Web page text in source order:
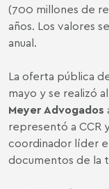
(700 millones de
años. Los valores
anual.
La oferta pública
mayo y se realizó
Meyer Advogados
representó a CCR
coordinador líder
documentos de la